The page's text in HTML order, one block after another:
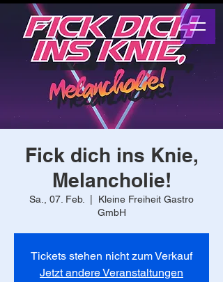
Fick dich ins Knie,
Melancholie!
Sa., 07. Feb.
Kleine Freiheit Gastro
GmbH
Tickets stehen nicht zum Verkauf
Jetzt andere Veranstaltungen